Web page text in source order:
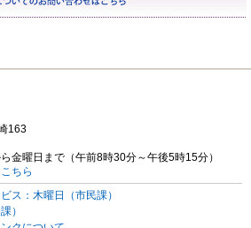
163
金曜日まで（午前8時30分～午後5時15分）
ちら
ス：木曜日（市民課）
）